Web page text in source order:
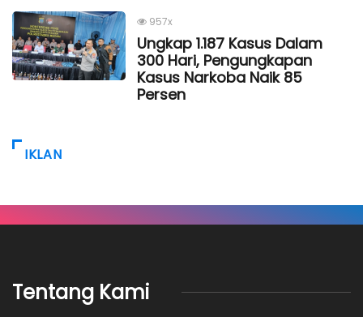
957x
Ungkap 1.187 Kasus Dalam
300 Hari, Pengungkapan
Kasus Narkoba Naik 85
Persen
IKLAN
Tentang Kami